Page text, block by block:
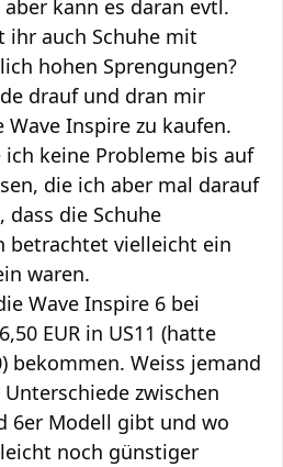
kann es daran evtl.
ihr auch Schuhe mit
hohen Sprengungen?
drauf und dran mir
Wave Inspire zu kaufen.
keine Probleme bis auf
die ich aber mal darauf
dass die Schuhe
betrachtet vielleicht ein
waren.
Wave Inspire 6 bei
EUR in US11 (hatte
bekommen. Weiss jemand
zwischen
6er Modell gibt und wo
noch günstiger